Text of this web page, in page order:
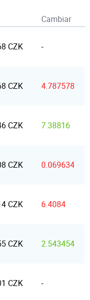
Cambiar
CZK -
CZK 4.787578
CZK 7.38816
CZK 0.069634
CZK 6.4084
CZK 2.543454
CZK -